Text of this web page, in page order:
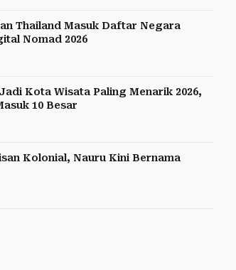
Thailand Masuk Daftar Negara
Nomad 2026
Kota Wisata Paling Menarik 2026,
10 Besar
Kolonial, Nauru Kini Bernama